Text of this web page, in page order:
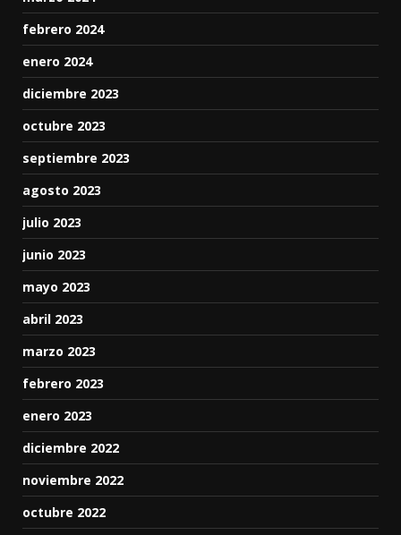
febrero 2024
enero 2024
diciembre 2023
octubre 2023
septiembre 2023
agosto 2023
julio 2023
junio 2023
mayo 2023
abril 2023
marzo 2023
febrero 2023
enero 2023
diciembre 2022
noviembre 2022
octubre 2022